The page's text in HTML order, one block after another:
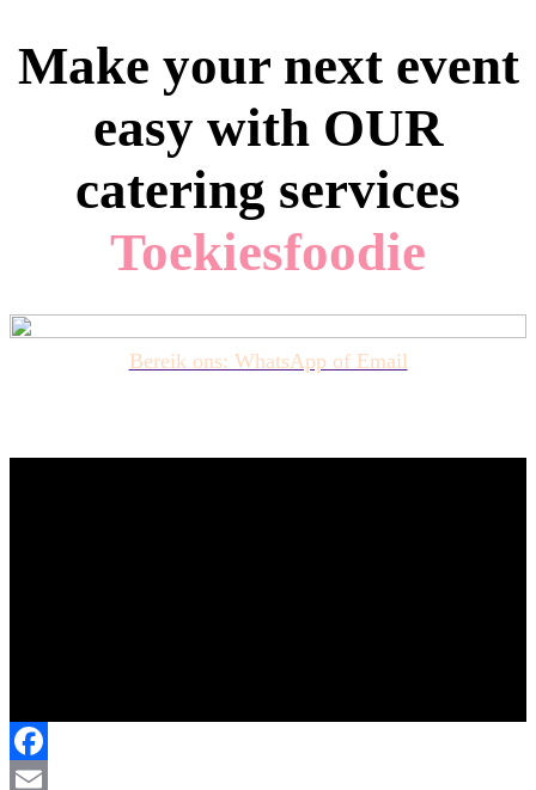
Make your next event
easy with OUR
catering services
Toekiesfoodie
Bereik ons: WhatsApp of Email
Facebook